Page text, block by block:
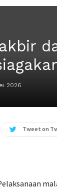
2026
Tweet on